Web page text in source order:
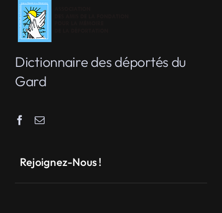
Dictionnaire des déportés du
Gard
Rejoignez-Nous !